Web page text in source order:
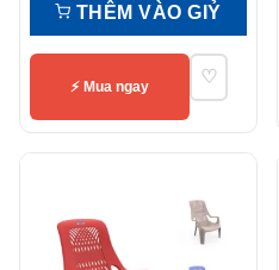
THÊM VÀO GIỶ
⚡ Mua ngay ♡